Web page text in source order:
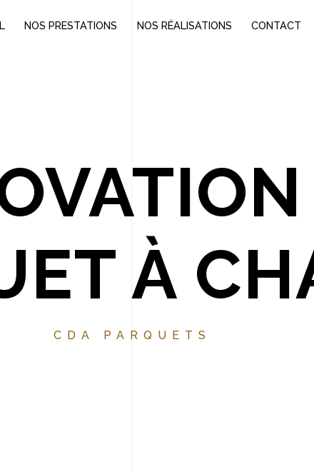
NOS PRESTATIONS NOS RÉALISATIONS CONTACT
À
CDA PARQUETS